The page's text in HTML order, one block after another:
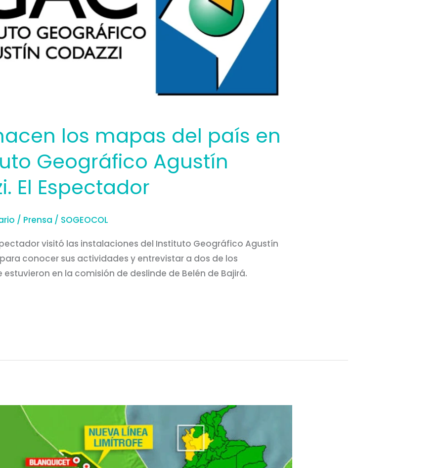
los mapas del país en
Geográfico Agustín
El Espectador
/ Prensa / SOGEOCOL
visitó las instalaciones del Instituto Geográfico Agustín
conocer sus actividades y entrevistar a dos de los
en la comisión de deslinde de Belén de Bajirá.